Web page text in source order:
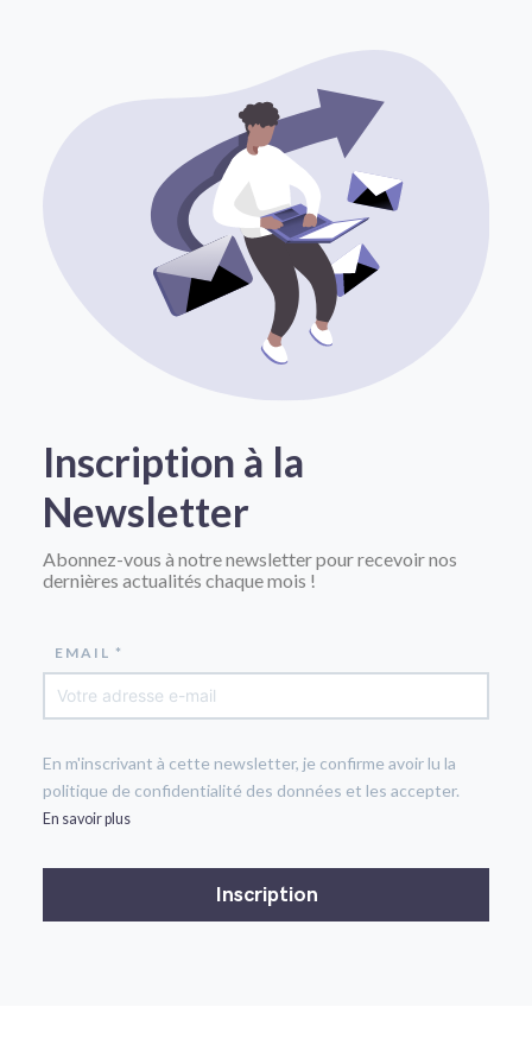
Inscription à la
Newsletter
Abonnez-vous à notre newsletter pour recevoir nos
dernières actualités chaque mois !
EMAIL *
En m'inscrivant à cette newsletter, je confirme avoir lu la
politique de confidentialité des données et les accepter.
En savoir plus